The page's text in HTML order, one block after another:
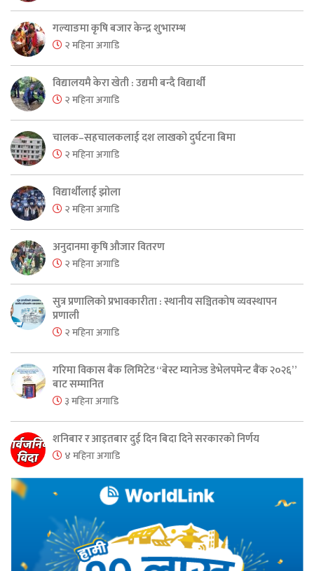
गल्याङमा कृषि बजार केन्द्र शुभारम्भ
२ महिना अगाडि
विद्यालयमै केरा खेती : उद्यमी बन्दै विद्यार्थी
२ महिना अगाडि
चालक–सहचालकलाई दश लाखको दुर्घटना बिमा
२ महिना अगाडि
विद्यार्थीलाई झोला
२ महिना अगाडि
अनुदानमा कृषि औजार वितरण
२ महिना अगाडि
सुत्र प्रणालिको प्रभावकारीता : स्थानीय सञ्चितकोष व्यवस्थापन
प्रणाली
२ महिना अगाडि
गरिमा विकास बैंक लिमिटेड “बेस्ट म्यानेज्ड डेभेलपमेन्ट बैंक २०२६”
बाट सम्मानित
३ महिना अगाडि
शनिबार र आइतबार दुई दिन बिदा दिने सरकारको निर्णय
४ महिना अगाडि